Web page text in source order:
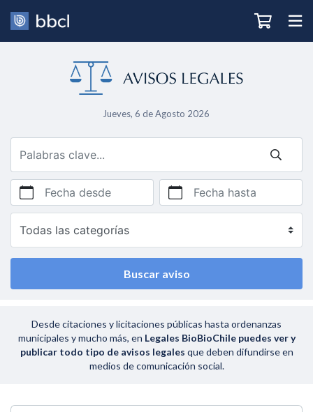
Jueves, 6 de Agosto 2026
Fecha desde Fecha hasta
Buscar aviso
Desde citaciones y licitaciones públicas hasta ordenanzas
municipales y mucho más, en Legales BioBioChile puedes ver y
publicar todo tipo de avisos legales que deben difundirse en
medios de comunicación social.